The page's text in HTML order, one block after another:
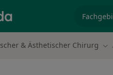
& Ästhetischer Chirurg